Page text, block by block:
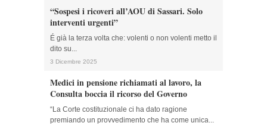
“Sospesi i ricoveri all’AOU di Sassari. Solo
interventi urgenti”
É già la terza volta che: volenti o non volenti metto il
dito su...
3 Dicembre 2025
Medici in pensione richiamati al lavoro, la
Consulta boccia il ricorso del Governo
“La Corte costituzionale ci ha dato ragione
premiando un provvedimento che ha come unica...